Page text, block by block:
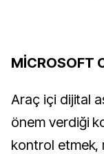
MİCROSOFT
Araç içi dijital
önem verdiği
kontrol etmek,